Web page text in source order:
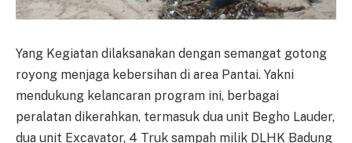
Yang Kegiatan dilaksanakan dengan semangat gotong
royong menjaga kebersihan di area Pantai. Yakni
mendukung kelancaran program ini, berbagai
peralatan dikerahkan, termasuk dua unit Begho Lauder,
dua unit Excavator, 4 Truk sampah milik DLHK Badung